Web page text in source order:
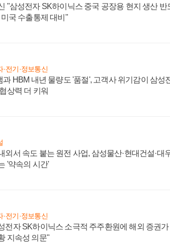
"삼성전자 SK하이닉스 중국 공장용 현지 생산 반
미국 수출통제 대비"
·전기·정보통신
과 HBM 내년 물량도 '품절', 고객사 위기감이 삼성
상력 더 키워
외서 속도 붙는 원전 사업, 삼성물산·현대건설·대
'약속의 시간'
·전기·정보통신
전자 SK하이닉스 소극적 주주환원에 해외 증권가
지속성 의문"